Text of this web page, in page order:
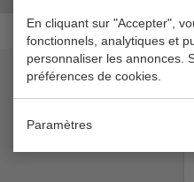
En cliquant sur "Accepter",
fonctionnels, analytiques et
personnaliser les annonces.
préférences de cookies.
Paramètres